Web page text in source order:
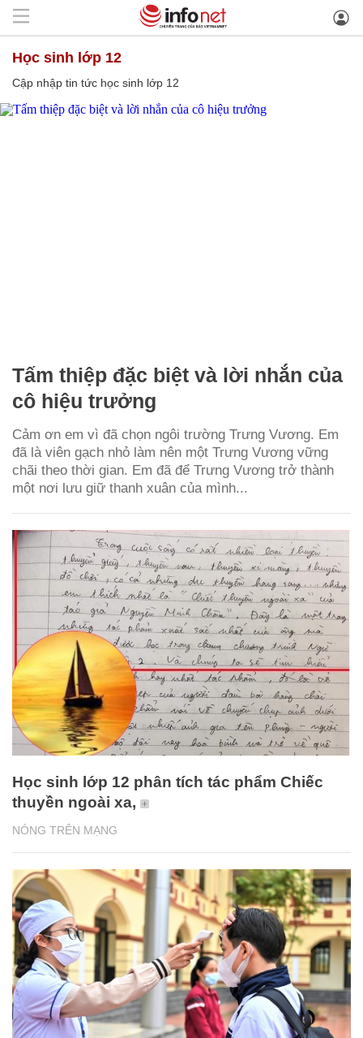
học sinh lớp 12
Cập nhập tin tức học sinh lớp 12
Tấm thiệp đặc biệt và lời nhắn của
cô hiệu trưởng
Cảm ơn em vì đã chọn ngôi trường Trưng Vương. Em
đã là viên gạch nhỏ làm nên một Trưng Vương vững
chãi theo thời gian. Em đã để Trưng Vương trở thành
một nơi lưu giữ thanh xuân của mình...
NÓNG TRÊN MẠNG
Học sinh lớp 12 phân tích tác phẩm Chiếc
thuyền ngoài xa,